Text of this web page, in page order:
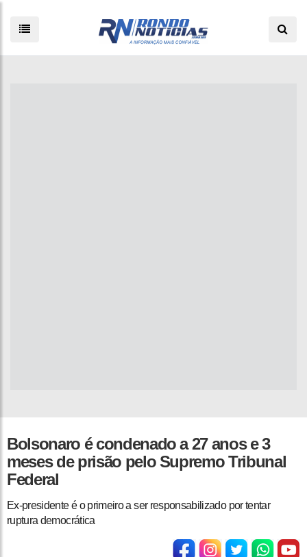
Bolsonaro é condenado a 27 anos e 3
meses de prisão pelo Supremo Tribunal
Federal
Ex-presidente é o primeiro a ser responsabilizado por tentar
ruptura democrática